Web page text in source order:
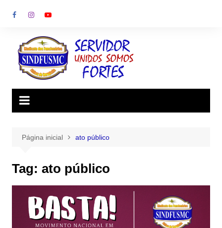
para
conteúdo
Página inicial ato público
Tag: ato público